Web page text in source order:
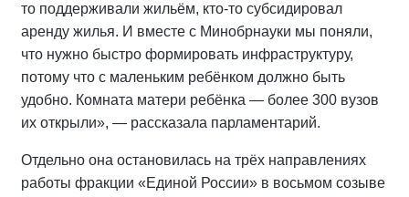
то поддерживали жильём, кто-то субсидировал
аренду жилья. И вместе с Минобрнауки мы поняли,
что нужно быстро формировать инфраструктуру,
потому что с маленьким ребёнком должно быть
удобно. Комната матери ребёнка — более 300 вузов
их открыли», — рассказала парламентарий.
Отдельно она остановилась на трёх направлениях
работы фракции «Единой России» в восьмом созыве